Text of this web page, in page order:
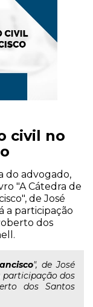
civil no
do advogado,
"A Cátedra de
de José
a participação
dos
", de José
participação dos
dos Santos